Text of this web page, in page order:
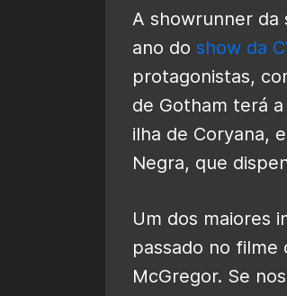
A showrunner da
ano do show da
protagonistas,
de Gotham terá
ilha de Coryana,
Negra, que
Um dos maiores
passado no filme
McGregor. Se